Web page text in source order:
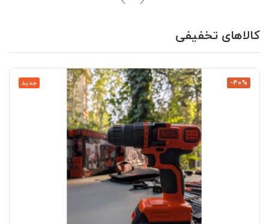
کالاهای تخفیفی
جدید ‎−40%